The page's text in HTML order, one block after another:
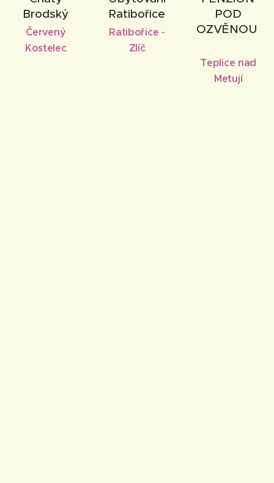
Brodský
Červený
Kostelec
Ratibořice
Ratibořice -
Zlíč
POD
OZVĚNOU
Teplice nad
Metují